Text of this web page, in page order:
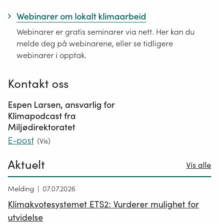
Webinarer om lokalt klimaarbeid
Webinarer er gratis seminarer via nett. Her kan du
melde deg på webinarene, eller se tidligere
webinarer i opptak.
Kontakt oss
Espen Larsen, ansvarlig for
Klimapodcast fra
Miljødirektoratet
E-post (Vis)
Aktuelt Vis alle
Melding 07.07.2026
Klimakvotesystemet ETS2: Vurderer mulighet for
utvidelse